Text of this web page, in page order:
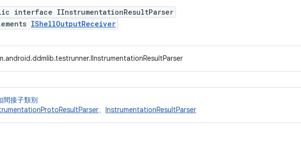
interface IInstrumentationResultParser
IShellOutputReceiver
間接子類別
、 InstrumentationResultParser